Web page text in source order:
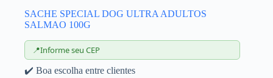
SACHE SPECIAL DOG ULTRA ADULTOS
SALMAO 100G
📍Informe seu CEP
✔️ Boa escolha entre clientes